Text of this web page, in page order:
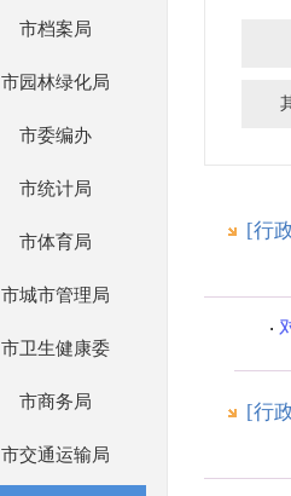
市档案局
市园林绿化局
市委编办
市统计局
市体育局
市城市管理局
市卫生健康委
市商务局
市交通运输局
[行
[行